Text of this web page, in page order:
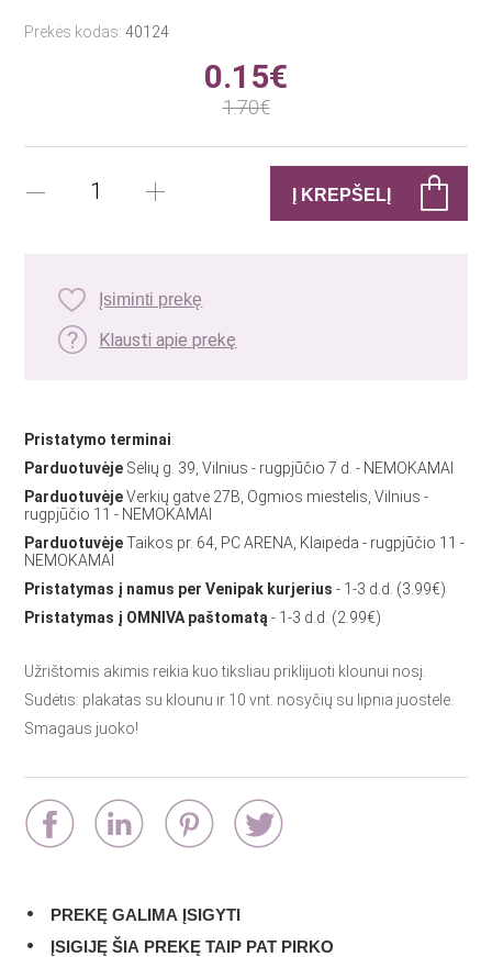
Prekės kodas:40124
0.15€
1.70€
Įsiminti prekę
Klausti apie prekę
Pristatymo terminai:
Parduotuvėje Sėlių g. 39, Vilnius - rugpjūčio 7 d. - NEMOKAMAI
ParduotuvėjeVerkių gatvė 27B, Ogmios miestelis, Vilnius -
rugpjūčio 11 - NEMOKAMAI
ParduotuvėjeTaikos pr. 64, PC ARENA, Klaipėda - rugpjūčio 11 -
NEMOKAMAI
Pristatymas į namus per Venipak kurjerius - 1-3 d.d. (3.99€)
Pristatymas į OMNIVA paštomatą- 1-3 d.d. (2.99€)
Užrištomis akimis reikia kuo tiksliau priklijuoti klounui nosį.
Sudėtis: plakatas su klounu ir 10 vnt. nosyčių su lipnia juostele.
Smagaus juoko!
PREKĘ GALIMA ĮSIGYTI
ĮSIGIJĘ ŠIA PREKĘ TAIP PAT PIRKO